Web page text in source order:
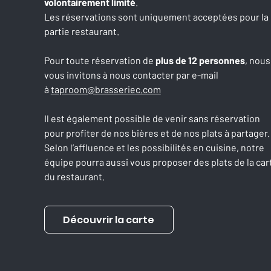
Les réservations sont uniquement acceptées pour la
partie restaurant.
Pour toute réservation de plus de 12 personnes, nous
vous invitons à nous contacter par e-mail
à taproom@brasseriec.com
Il est également possible de venir sans réservation
pour profiter de nos bières et de nos plats à partager.
Selon l’affluence et les possibilités en cuisine, notre
équipe pourra aussi vous proposer des plats de la
du restaurant.
Découvrir la carte